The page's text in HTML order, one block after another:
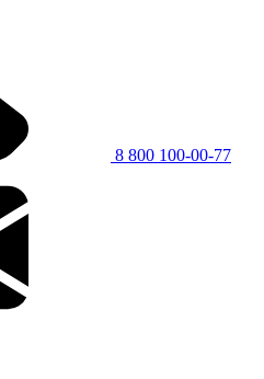
8 800 100-00-77